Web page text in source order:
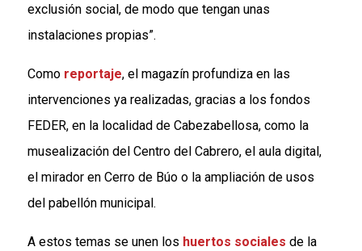
exclusión social, de modo que tengan unas
instalaciones propias”.
Como reportaje, el magazín profundiza en las
intervenciones ya realizadas, gracias a los fondos
FEDER, en la localidad de Cabezabellosa, como la
musealización del Centro del Cabrero, el aula digital,
el mirador en Cerro de Búo o la ampliación de usos
del pabellón municipal.
A estos temas se unen los huertos sociales de la